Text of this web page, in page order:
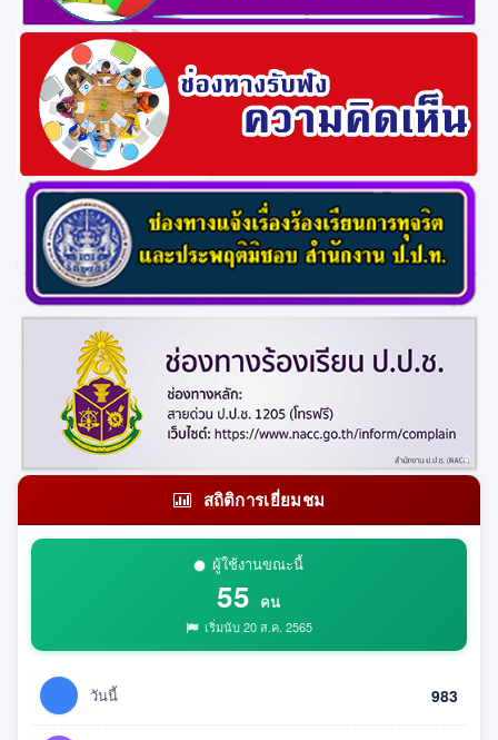
สถิติการเยี่ยมชม
ผู้ใช้งานขณะนี้
55 คน
เริ่มนับ 20 ส.ค. 2565
วันนี้ 983